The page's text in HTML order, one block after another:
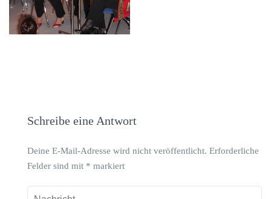
Schreibe eine Antwort
Deine E-Mail-Adresse wird nicht veröffentlicht. Erforderliche
Felder sind mit * markiert